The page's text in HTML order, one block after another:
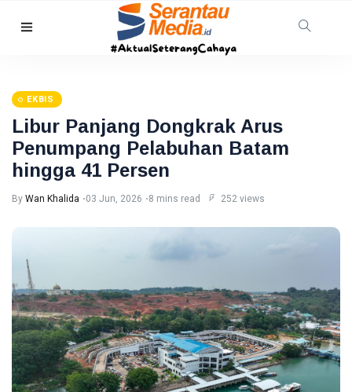
Gagalkan
Penyelundupan
1,3 Ton
Narkoba di
Perairan
Tanjung
Berakit
08 Aug,
views
PEKANBARU
Pasar
Opsi Ambil
Alih
Aug,
Warga
Pelalawan
Diserang
Beruang
Madu,
BBKSDA
Riau
08
Aug,
2026
36
views
HUKRIM
EKBIS
Libur Panjang Dongkrak Arus
Penumpang Pelabuhan Batam
hingga 41 Persen
By Wan Khalida 03 Jun, 2026 8 mins read 252 views